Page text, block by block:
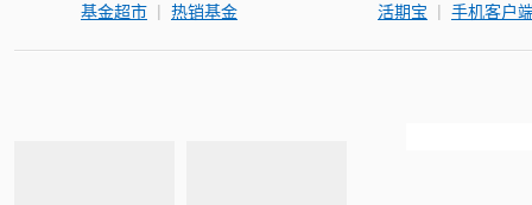
基金超市 | 热销基金 活期宝 | 手机客户